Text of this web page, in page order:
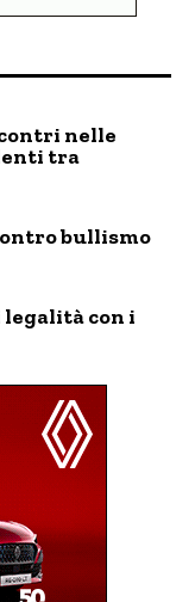
nelle
tra
bullismo
con i